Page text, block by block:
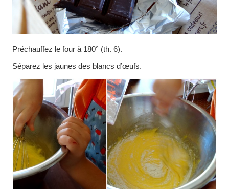
Préchauffez le four à 180° (th. 6).
Séparez les jaunes des blancs d’œufs.